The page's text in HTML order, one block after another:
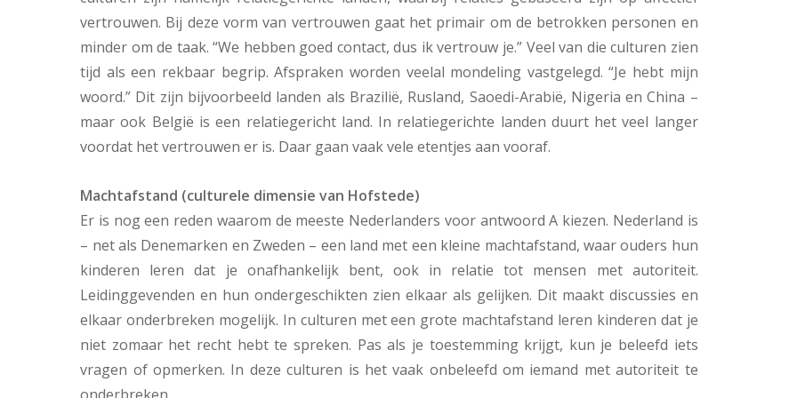
vertrouwen. Bij deze vorm van vertrouwen gaat het primair om de betrokken personen en
minder om de taak. “We hebben goed contact, dus ik vertrouw je.” Veel van die culturen zien
tijd als een rekbaar begrip. Afspraken worden veelal mondeling vastgelegd. “Je hebt mijn
woord.” Dit zijn bijvoorbeeld landen als Brazilië, Rusland, Saoedi-Arabië, Nigeria en China –
maar ook België is een relatiegericht land. In relatiegerichte landen duurt het veel langer
voordat het vertrouwen er is. Daar gaan vaak vele etentjes aan vooraf.
Machtafstand (culturele dimensie van Hofstede)
Er is nog een reden waarom de meeste Nederlanders voor antwoord A kiezen. Nederland is
– net als Denemarken en Zweden – een land met een kleine machtafstand, waar ouders hun
kinderen leren dat je onafhankelijk bent, ook in relatie tot mensen met autoriteit.
Leidinggevenden en hun ondergeschikten zien elkaar als gelijken. Dit maakt discussies en
elkaar onderbreken mogelijk. In culturen met een grote machtafstand leren kinderen dat je
niet zomaar het recht hebt te spreken. Pas als je toestemming krijgt, kun je beleefd iets
vragen of opmerken. In deze culturen is het vaak onbeleefd om iemand met autoriteit te